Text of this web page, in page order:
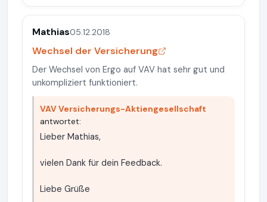
Mathias05.12.2018
Wechsel der Versicherung
Der Wechsel von Ergo auf VAV hat sehr gut und
unkompliziert funktioniert.
VAV Versicherungs-Aktiengesellschaft
antwortet:
Lieber Mathias,
vielen Dank für dein Feedback.
Liebe Grüße